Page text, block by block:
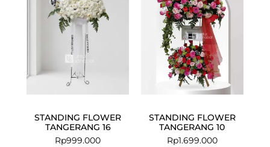
STANDING FLOWER
TANGERANG 16
Rp999.000
STANDING FLOWER
TANGERANG 10
Rp1.699.000